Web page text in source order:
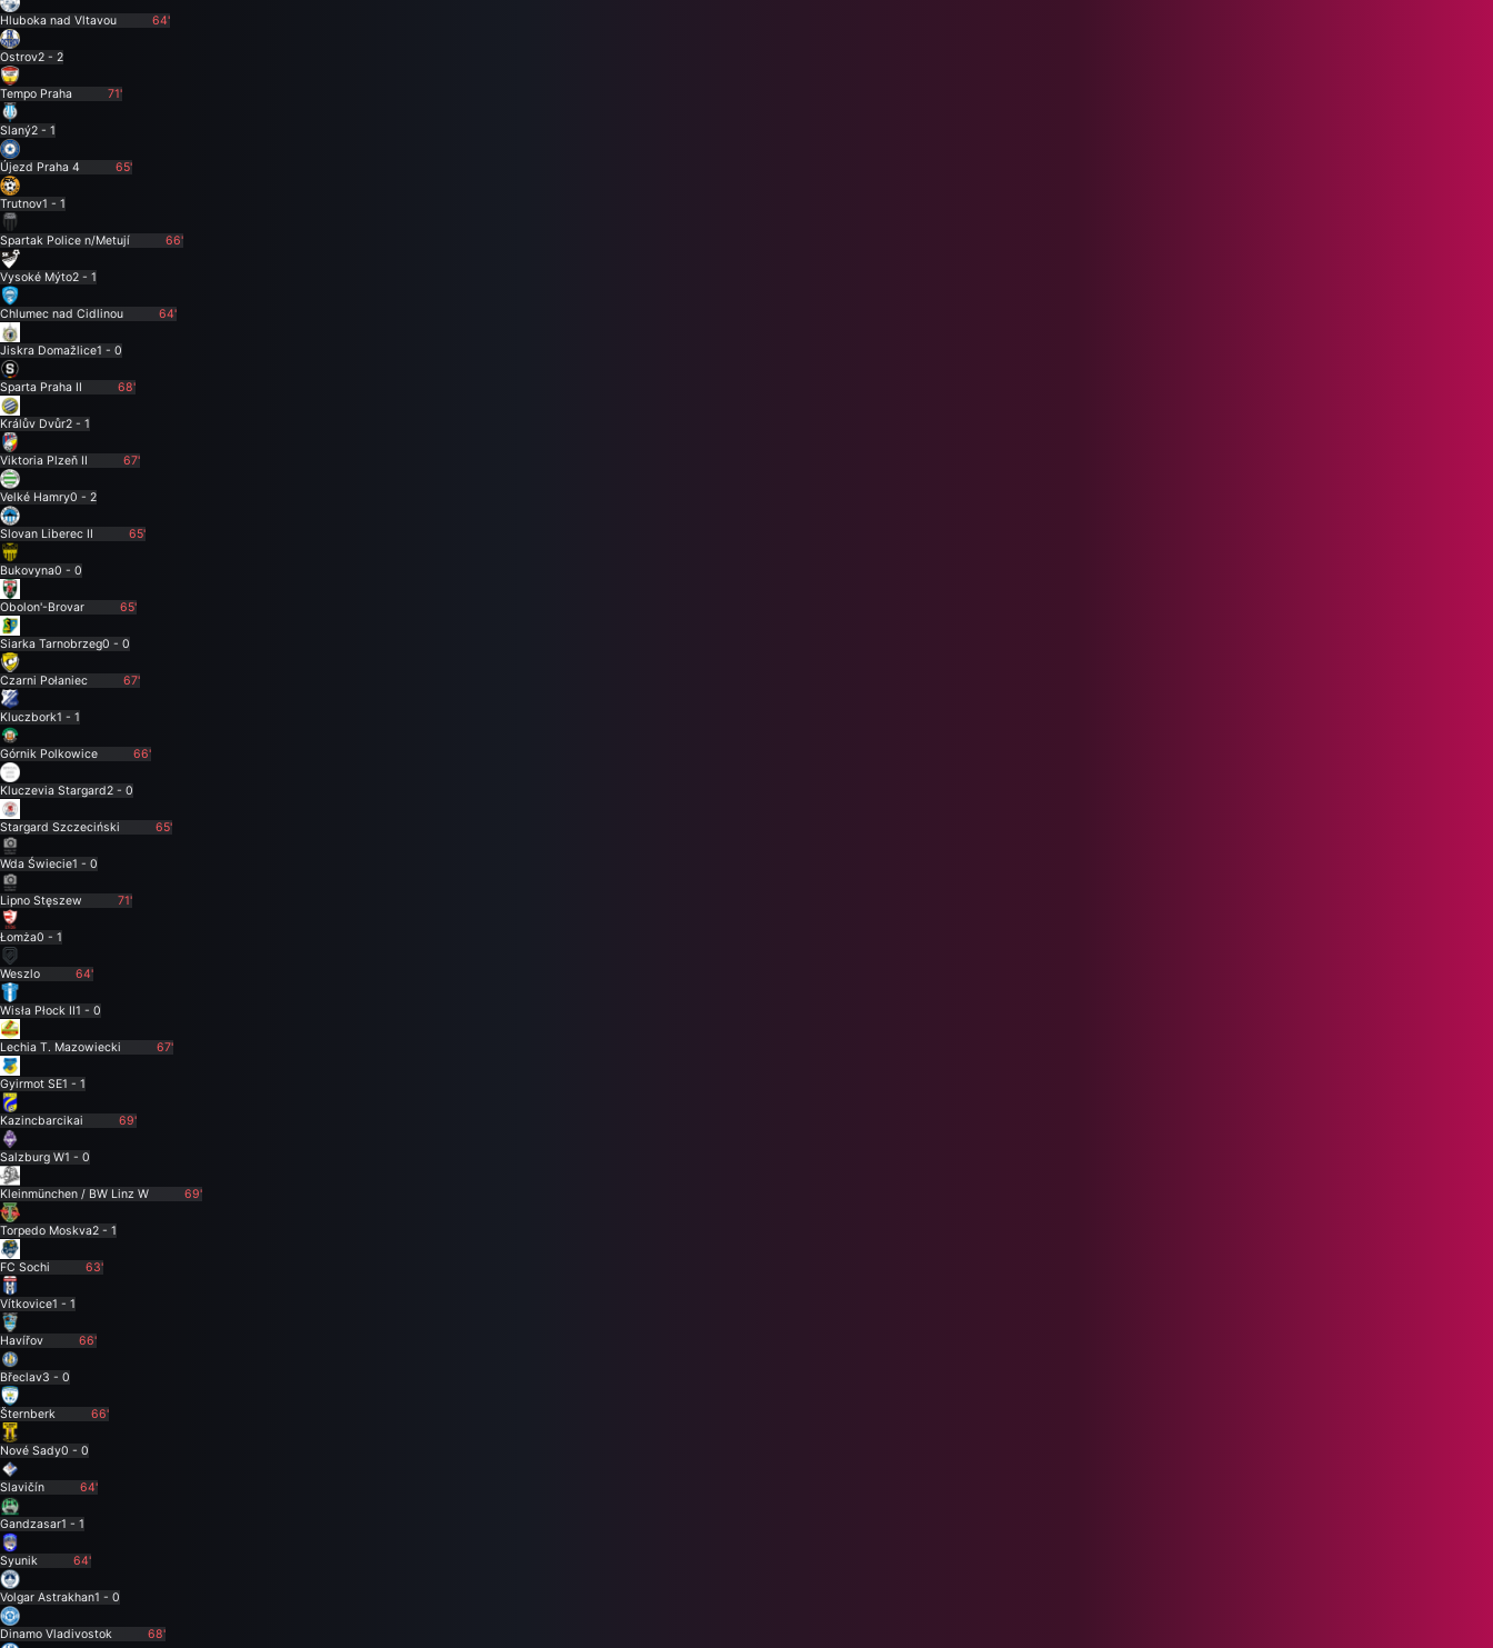
Hluboka nad Vltavou 64'
Ostrov2 - 2
Tempo Praha 71'
Slaný2 - 1
Újezd Praha 4 65'
Trutnov1 - 1
Spartak Police n/Metují 66'
Vysoké Mýto2 - 1
Chlumec nad Cidlinou 64'
Jiskra Domažlice1 - 0
Sparta Praha II 68'
Králův Dvůr2 - 1
Viktoria Plzeň II 67'
Velké Hamry0 - 2
Slovan Liberec II 65'
Bukovyna0 - 0
Obolon'-Brovar 65'
Siarka Tarnobrzeg0 - 0
Czarni Połaniec 67'
Kluczbork1 - 1
Górnik Polkowice 66'
Kluczevia Stargard2 - 0
Stargard Szczeciński 65'
Wda Świecie1 - 0
Lipno Stęszew 71'
Łomża0 - 1
Weszlo 64'
Wisła Płock II1 - 0
Lechia T. Mazowiecki 67'
Gyirmot SE1 - 1
Kazincbarcikai 69'
Salzburg W1 - 0
Kleinmünchen / BW Linz W 69'
Torpedo Moskva2 - 1
FC Sochi 63'
Vítkovice1 - 1
Havířov 66'
Břeclav3 - 0
Šternberk 66'
Nové Sady0 - 0
Slavičín 64'
Gandzasar1 - 1
Syunik 64'
Volgar Astrakhan1 - 0
Dinamo Vladivostok 68'